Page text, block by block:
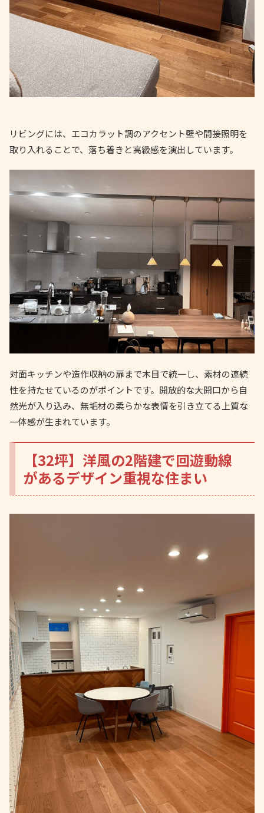
リビングには、エコカラット調のアクセント壁や間接照明を
取り入れることで、落ち着きと高級感を演出しています。
対面キッチンや造作収納の扉まで木目で統一し、素材の連続
性を持たせているのがポイントです。開放的な大開口から自
然光が入り込み、無垢材の柔らかな表情を引き立てる上質な
一体感が生まれています。
【32坪】洋風の2階建で回遊動線
があるデザイン重視な住まい